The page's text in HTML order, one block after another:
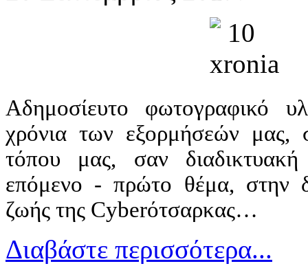
Αδημοσίευτο φωτογραφικό
χρόνια των εξορμήσεών μας,
τόπου μας, σαν
επόμενο - πρώτο θέμα, στην
ζωής της Cyberότσαρκας…
Διαβάστε περισσότερα...